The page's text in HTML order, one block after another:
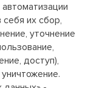
их сбор,
уточнение
доступ),